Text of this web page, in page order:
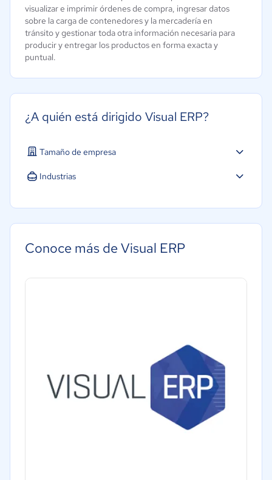
visualizar e imprimir órdenes de compra, ingresar datos
sobre la carga de contenedores y la mercadería en
tránsito y gestionar toda otra información necesaria para
producir y entregar los productos en forma exacta y
puntual.
¿A quién está dirigido Visual ERP?
Tamaño de empresa
Industrias
Conoce más de Visual ERP